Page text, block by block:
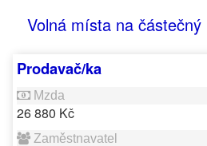
Volná místa na
Prodavač/ka
26 880 Kč